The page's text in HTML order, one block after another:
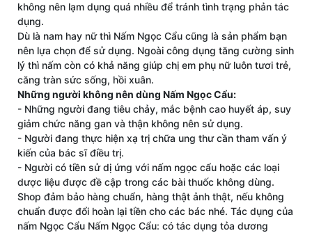
không nên lạm dụng quá nhiều để tránh tình trạng phản tác
dụng.
Dù là nam hay nữ thì Nấm Ngọc Cẩu cũng là sản phẩm bạn
nên lựa chọn để sử dụng. Ngoài công dụng tăng cường sinh
lý thì nấm còn có khả năng giúp chị em phụ nữ luôn tươi trẻ,
căng tràn sức sống, hồi xuân.
Những người không nên dùng Nấm Ngọc Cẩu:
- Những người đang tiêu chảy, mắc bệnh cao huyết áp, suy
giảm chức năng gan và thận không nên sử dụng.
- Người đang thực hiện xạ trị chữa ung thư cần tham vấn ý
kiến của bác sĩ điều trị.
- Người có tiền sử dị ứng với nấm ngọc cẩu hoặc các loại
dược liệu được đề cập trong các bài thuốc không dùng.
Shop đảm bảo hàng chuẩn, hàng thật ảnh thật, nếu không
chuẩn được đổi hoàn lại tiền cho các bác nhé. Tác dụng của
nấm Ngọc Cẩu Nấm Ngọc Cẩu: có tác dụng tỏa dương